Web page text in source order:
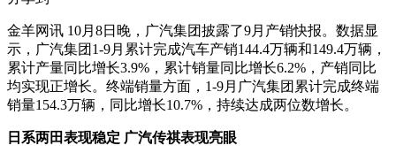
金羊网讯 10月8日晚，广汽集团披露了9月产销快报。数据显
示，广汽集团1-9月累计完成汽车产销144.4万辆和149.4万辆，
累计产量同比增长3.9%，累计销量同比增长6.2%，产销同比
均实现正增长。终端销量方面，1-9月广汽集团累计完成终端
销量154.3万辆，同比增长10.7%，持续达成两位数增长。
日系两田表现稳定 广汽传祺表现亮眼